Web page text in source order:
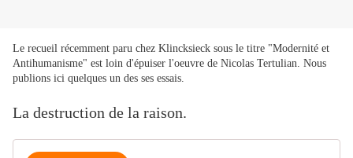
Le recueil récemment paru chez Klincksieck sous le titre "Modernité et
Antihumanisme" est loin d'épuiser l'oeuvre de Nicolas Tertulian. Nous
publions ici quelques un des ses essais.
La destruction de la raison.